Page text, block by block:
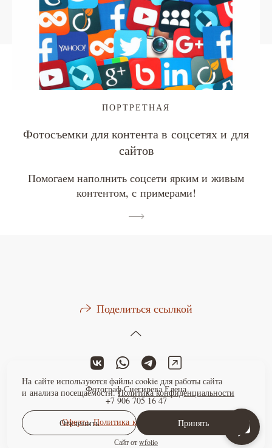
ПОРТРЕТНАЯ
Фотосъемки для контента в соцсетях и для
сайтов
Помогаем наполнить соцсети ярким и живым
контентом, с примерами!
Поделиться ссылкой
Фотограф Снегирева Елена
+7 906 705 16 47
Оферта,Политика конфиденциальности
Сайт отwfolio
На сайте используются файлы cookie для работы сайта
и анализа посещаемости.Политика конфиденциальности
Отклонить Принять